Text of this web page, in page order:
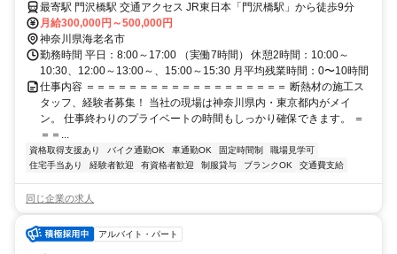
最寄駅 門沢橋駅 交通アクセス JR東日本「門沢橋駅」から徒歩9分
月給300,000円～500,000円
神奈川県海老名市
勤務時間 平日：8:00～17:00 （実働7時間） 休憩2時間：10:00～
10:30、12:00～13:00～、15:00～15:30 月平均残業時間：0〜10時間
仕事内容 ＝＝＝＝＝＝＝＝＝＝＝＝＝＝＝＝＝＝＝ 断熱材の施工ス
タッフ、経験者募集！ 当社の現場は神奈川県内・東京都内がメイ
ン。 仕事終わりのプライベートの時間もしっかり確保できます。 ＝
＝＝...
資格取得支援あり バイク通勤OK 車通勤OK 固定時間制
職場見学可
住宅手当あり
経験者歓迎 有資格者歓迎 制服貸与 ブランクOK 交通費支給
同じ企業の求人
アルバイト・パート